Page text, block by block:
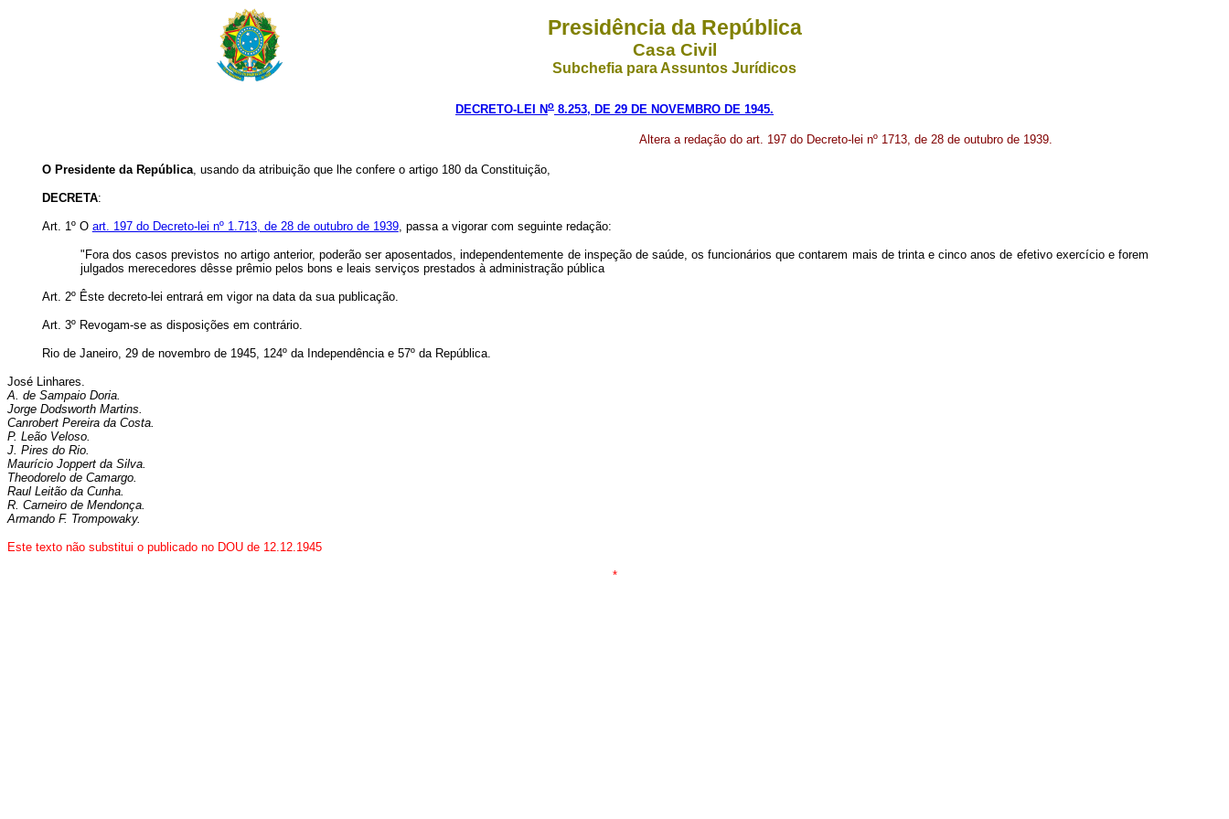
Presidência da República
Casa Civil
Subchefia para Assuntos Jurídicos
DECRETO-LEI No 8.253, DE 29 DE NOVEMBRO DE 1945.
Altera a redação do art. 197 do Decreto-lei nº 1713, de 28 de outubro de 1939.
O Presidente da República, usando da atribuição que lhe confere o artigo 180 da Constituição,
DECRETA:
Art. 1º O art. 197 do Decreto-lei nº 1.713, de 28 de outubro de 1939, passa a vigorar com seguinte redação:
"Fora dos casos previstos no artigo anterior, poderão ser aposentados, independentemente de inspeção de saúde, os funcionários que contarem mais de trinta e cinco anos de efetivo exercício e forem
julgados merecedores dêsse prêmio pelos bons e leais serviços prestados à administração pública
Art. 2º Êste decreto-lei entrará em vigor na data da sua publicação.
Art. 3º Revogam-se as disposições em contrário.
Rio de Janeiro, 29 de novembro de 1945, 124º da Independência e 57º da República.
José Linhares.
A. de Sampaio Doria.
Jorge Dodsworth Martins.
Canrobert Pereira da Costa.
P. Leão Veloso.
J. Pires do Rio.
Maurício Joppert da Silva.
Theodorelo de Camargo.
Raul Leitão da Cunha.
R. Carneiro de Mendonça.
Armando F. Trompowaky.
Este texto não substitui o publicado no DOU de 12.12.1945
*